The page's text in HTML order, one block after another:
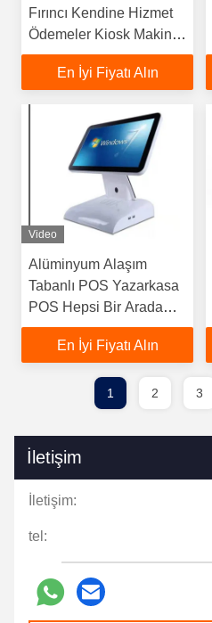
Fırıncı Kendine Hizmet
Ödemeler Kiosk Makine
Hızlı Gıda Dokunmatik
Ekran Kendine Çekme
En İyi Fiyatı Alın
Video
Alüminyum Alaşım
Tabanlı POS Yazarkasa
POS Hepsi Bir Arada
Dokunmatik Bilgisayar
En İyi Fiyatı Alın
1 2 3
İletişim
İletişim:
tel: